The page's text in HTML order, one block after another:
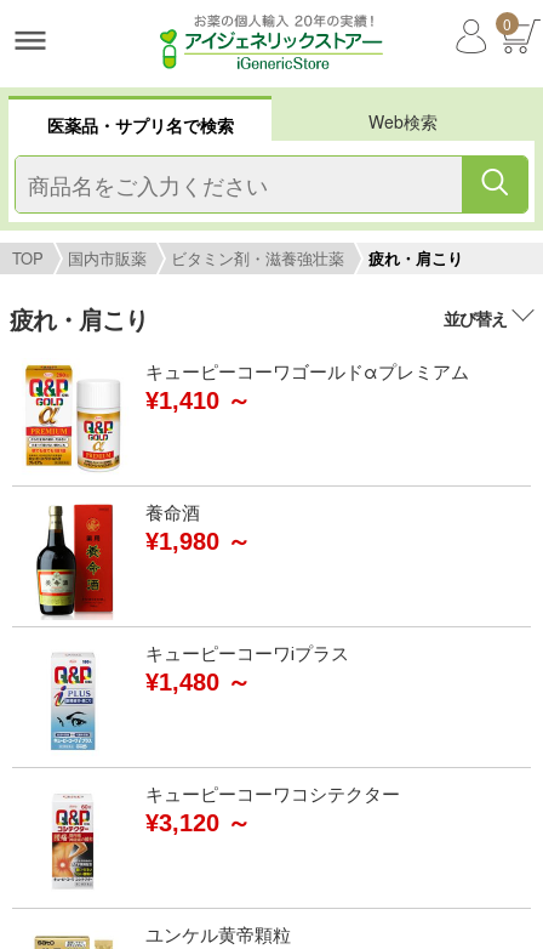
0
医薬品・サプリ名で検索 Web検索
TOP 国内市販薬 ビタミン剤・滋養強壮薬 疲れ・肩こり
疲れ・肩こり 並び替え
キューピーコーワゴールドαプレミアム
¥1,410 ～
養命酒
¥1,980 ～
キューピーコーワⅰプラス
¥1,480 ～
キューピーコーワコシテクター
¥3,120 ～
ユンケル黄帝顆粒